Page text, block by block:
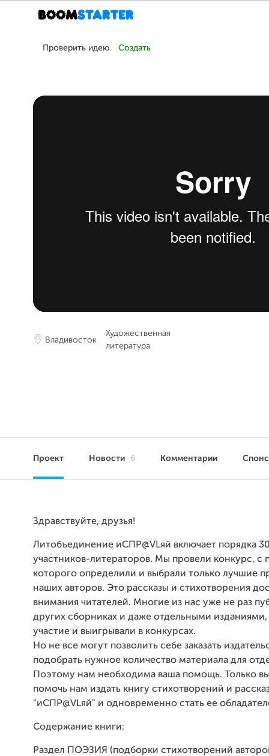
Проверить идею Создать
Владивосток
Художественная
литература
Проект Новости 6 Комментарии
Здравствуйте, друзья!
Литобъединение иСПР@VLяй включает порядка
участников-литераторов. Мы провели конкурс,
которого определили и выбрали только лучшие
наших авторов. Это рассказы и стихотворения
внимания читателей. Многие из нас уже не раз
других сборниках и даже отдельными
участие и выигрывали в конкурсах.
Но не все могут позволить себе заказать
подобрать нужное количество материала для
Поэтому нам необходима ваша помощь. Только
помочь нам издать книгу стихотворений и
"иСПР@VLяй" и одновременно стать ее
Содержание книги:
Раздел ПОЭЗИЯ (подборки стихотворений